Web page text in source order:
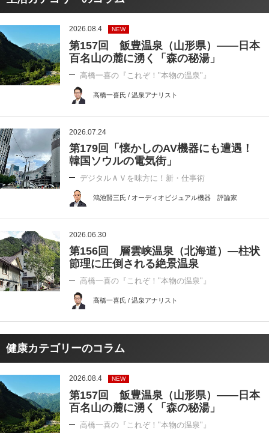
2026.08.4 NEW
第157回 飯豊温泉（山形県）――日本
百名山の麓に湧く「森の秘湯」
高橋一喜の『これぞ！"本物の温泉"』
高橋一喜氏 / 温泉アナリスト
2026.07.24
第179回「懐かしのAV機器にも遭遇！
韓国ソウルの電気街」
デジタルＡＶを味方に！新・仕事術
鴻池賢三氏 / オーディオビジュアル機器 評論家
2026.06.30
第156回 層雲峡温泉（北海道）―柱状
節理に圧倒される絶景温泉
高橋一喜の『これぞ！"本物の温泉"』
高橋一喜氏 / 温泉アナリスト
健康カテゴリーのコラム
2026.08.4 NEW
第157回 飯豊温泉（山形県）――日本
百名山の麓に湧く「森の秘湯」
高橋一喜の『これぞ！"本物の温泉"』